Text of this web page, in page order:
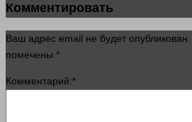
Комментировать
Ваш адрес email не будет опубликован.
помечены *
Комментарий:*